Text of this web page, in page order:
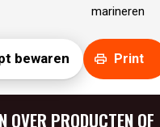
marineren
bewaren Print
OVER PRODUCTEN OF